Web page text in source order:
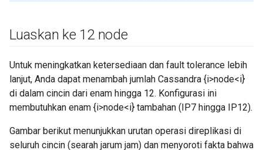
Luaskan ke 12 node
Untuk meningkatkan ketersediaan dan fault tolerance lebih
lanjut, Anda dapat menambah jumlah Cassandra {i>node<i}
di dalam cincin dari enam hingga 12. Konfigurasi ini
membutuhkan enam {i>node<i} tambahan (IP7 hingga IP12).
Gambar berikut menunjukkan urutan operasi direplikasi di
seluruh cincin (searah jarum jam) dan menyoroti fakta bahwa